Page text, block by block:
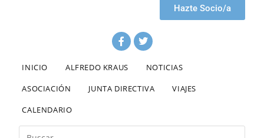
Hazte Socio/a
INICIO ALFREDO KRAUS
NOTICIAS
ASOCIACIÓN
JUNTA DIRECTIVA
VIAJES
CALENDARIO